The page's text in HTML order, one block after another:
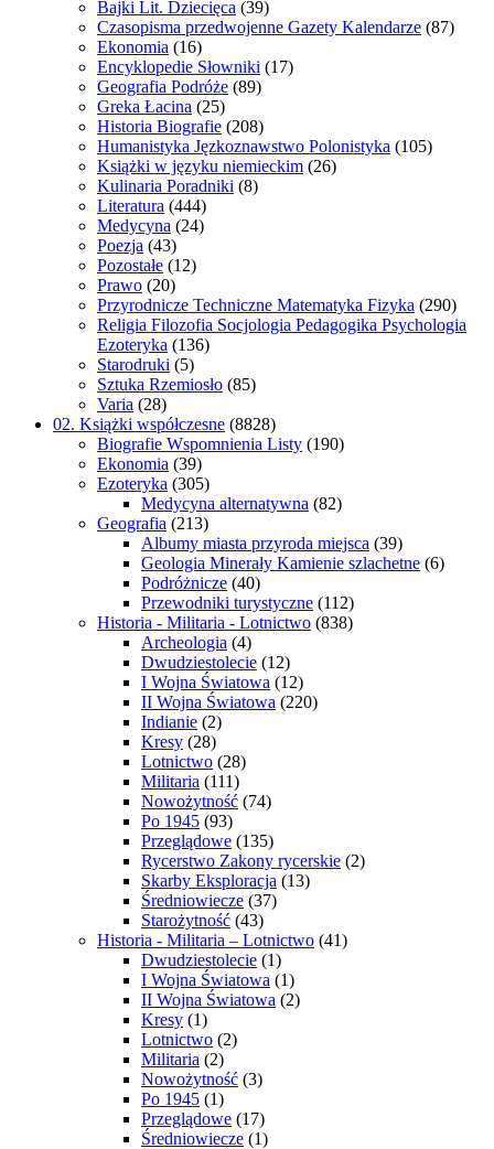
Bajki Lit. Dziecięca (39)
Czasopisma przedwojenne Gazety Kalendarze (87)
Ekonomia (16)
Encyklopedie Słowniki (17)
Geografia Podróże (89)
Greka Łacina (25)
Historia Biografie (208)
Humanistyka Jęzkoznawstwo Polonistyka (105)
Książki w języku niemieckim (26)
Kulinaria Poradniki (8)
Literatura (444)
Medycyna (24)
Poezja (43)
Pozostałe (12)
Prawo (20)
Przyrodnicze Techniczne Matematyka Fizyka (290)
Religia Filozofia Socjologia Pedagogika Psychologia
Ezoteryka (136)
Starodruki (5)
Sztuka Rzemiosło (85)
Varia (28)
02. Książki współczesne (8828)
Biografie Wspomnienia Listy (190)
Ekonomia (39)
Ezoteryka (305)
Medycyna alternatywna (82)
Geografia (213)
Albumy miasta przyroda miejsca (39)
Geologia Minerały Kamienie szlachetne (6)
Podróżnicze (40)
Przewodniki turystyczne (112)
Historia - Militaria - Lotnictwo (838)
Archeologia (4)
Dwudziestolecie (12)
I Wojna Światowa (12)
II Wojna Światowa (220)
Indianie (2)
Kresy (28)
Lotnictwo (28)
Militaria (111)
Nowożytność (74)
Po 1945 (93)
Przeglądowe (135)
Rycerstwo Zakony rycerskie (2)
Skarby Eksploracja (13)
Średniowiecze (37)
Starożytność (43)
Historia - Militaria – Lotnictwo (41)
Dwudziestolecie (1)
I Wojna Światowa (1)
II Wojna Światowa (2)
Kresy (1)
Lotnictwo (2)
Militaria (2)
Nowożytność (3)
Po 1945 (1)
Przeglądowe (17)
Średniowiecze (1)